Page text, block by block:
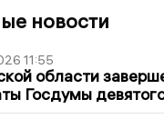
новости
11:55
области
Госдумы